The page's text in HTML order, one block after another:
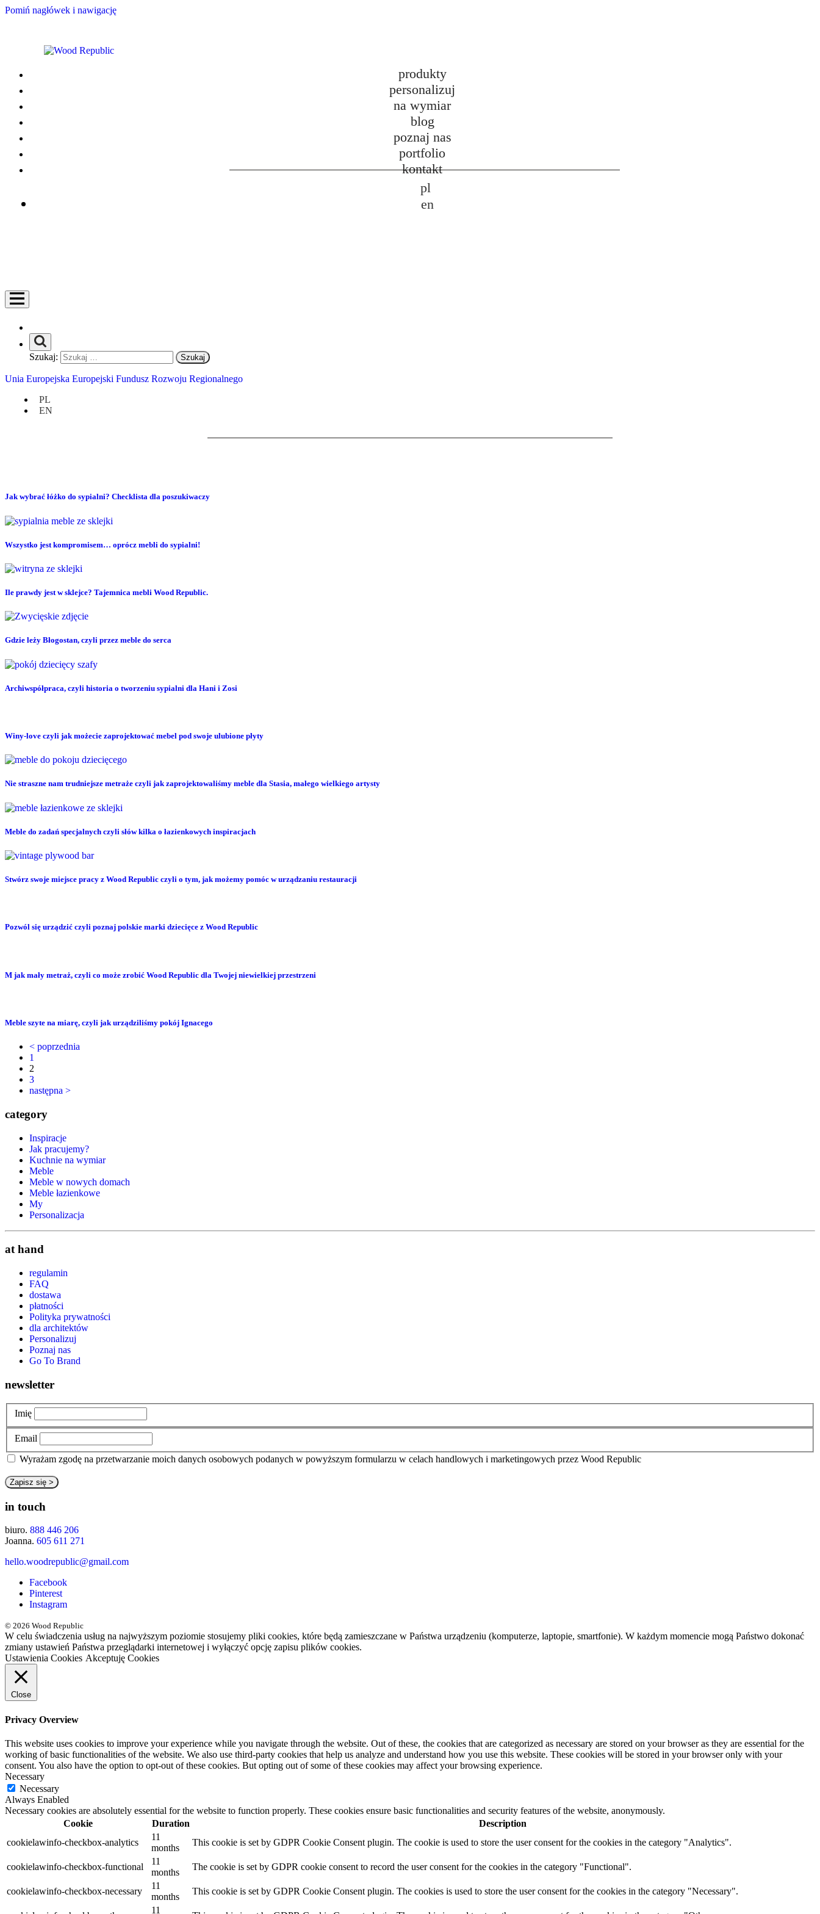
Pomiń nagłówek i nawigację
produkty
personalizuj
na wymiar
blog
poznaj nas
portfolio
kontakt
pl
en
Szukaj:
Unia Europejska Europejski Fundusz Rozwoju Regionalnego
PL
EN
Jak wybrać łóżko do sypialni? Checklista dla poszukiwaczy
Wszystko jest kompromisem… oprócz mebli do sypialni!
Ile prawdy jest w sklejce? Tajemnica mebli Wood Republic.
Gdzie leży Błogostan, czyli przez meble do serca
Archiwspółpraca, czyli historia o tworzeniu sypialni dla Hani i Zosi
Winy-love czyli jak możecie zaprojektować mebel pod swoje ulubione płyty
Nie straszne nam trudniejsze metraże czyli jak zaprojektowaliśmy meble dla Stasia, małego wielkiego artysty
Meble do zadań specjalnych czyli słów kilka o łazienkowych inspiracjach
Stwórz swoje miejsce pracy z Wood Republic czyli o tym, jak możemy pomóc w urządzaniu restauracji
Pozwól się urządzić czyli poznaj polskie marki dziecięce z Wood Republic
M jak mały metraż, czyli co może zrobić Wood Republic dla Twojej niewielkiej przestrzeni
Meble szyte na miarę, czyli jak urządziliśmy pokój Ignacego
< poprzednia
1
2
3
następna >
category
Inspiracje
Jak pracujemy?
Kuchnie na wymiar
Meble
Meble w nowych domach
Meble łazienkowe
My
Personalizacja
at hand
regulamin
FAQ
dostawa
płatności
Polityka prywatności
dla architektów
Personalizuj
Poznaj nas
Go To Brand
newsletter
Imię
Email
Wyrażam zgodę na przetwarzanie moich danych osobowych podanych w powyższym formularzu w celach handlowych i marketingowych przez Wood Republic
in touch
biuro. 888 446 206
Joanna. 605 611 271
hello.woodrepublic@gmail.com
Facebook
Pinterest
Instagram
© 2026 Wood Republic
W celu świadczenia usług na najwyższym poziomie stosujemy pliki cookies, które będą zamieszczane w Państwa urządzeniu (komputerze, laptopie, smartfonie). W każdym momencie mogą Państwo dokonać
zmiany ustawień Państwa przeglądarki internetowej i wyłączyć opcję zapisu plików cookies.
Ustawienia Cookies Akceptuję Cookies
Close
Privacy Overview
This website uses cookies to improve your experience while you navigate through the website. Out of these, the cookies that are categorized as necessary are stored on your browser as they are essential for the
working of basic functionalities of the website. We also use third-party cookies that help us analyze and understand how you use this website. These cookies will be stored in your browser only with your
consent. You also have the option to opt-out of these cookies. But opting out of some of these cookies may affect your browsing experience.
Necessary
Necessary
Always Enabled
Necessary cookies are absolutely essential for the website to function properly. These cookies ensure basic functionalities and security features of the website, anonymously.
Cookie
Duration
Description
cookielawinfo-checkbox-analytics
11
months
This cookie is set by GDPR Cookie Consent plugin. The cookie is used to store the user consent for the cookies in the category "Analytics".
cookielawinfo-checkbox-functional
11
months
The cookie is set by GDPR cookie consent to record the user consent for the cookies in the category "Functional".
cookielawinfo-checkbox-necessary
11
months
This cookie is set by GDPR Cookie Consent plugin. The cookies is used to store the user consent for the cookies in the category "Necessary".
11